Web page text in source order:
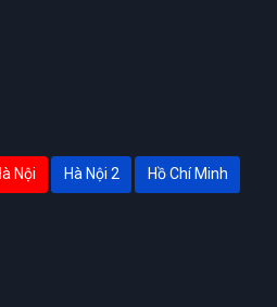
Nội Hà Nội 2 Hồ Chí Minh